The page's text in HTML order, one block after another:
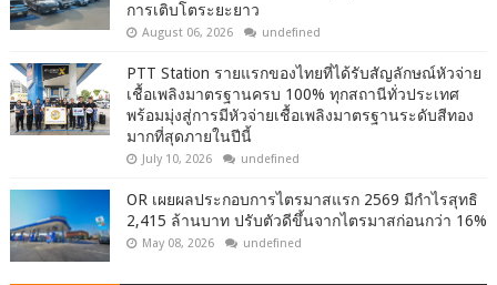
การเติบโตระยะยาว
August 06, 2026 undefined
PTT Station รายแรกของไทยที่ได้รับสัญลักษณ์หัวจ่าย
เชื้อเพลิงมาตรฐานครบ 100% ทุกสถานีทั่วประเทศ
พร้อมมุ่งสู่การมีหัวจ่ายเชื้อเพลิงมาตรฐานระดับสีทอง
มากที่สุดภายในปีนี้
July 10, 2026 undefined
OR เผยผลประกอบการไตรมาสแรก 2569 มีกำไรสุทธิ
2,415 ล้านบาท ปรับตัวดีขึ้นจากไตรมาสก่อนกว่า 16%
May 08, 2026 undefined